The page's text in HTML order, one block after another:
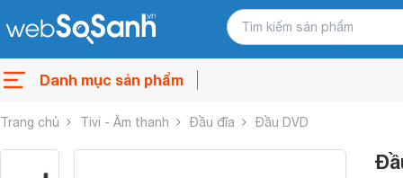
Danh mục sản phẩm
Trang chủ Tivi - Âm thanh Đầu đĩa Đầu DVD